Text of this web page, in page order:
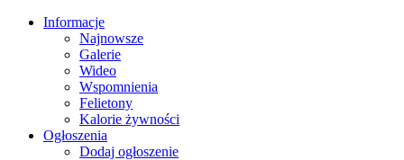
Informacje
Najnowsze
Galerie
Wideo
Wspomnienia
Felietony
Kalorie żywności
Ogłoszenia
Dodaj ogłoszenie